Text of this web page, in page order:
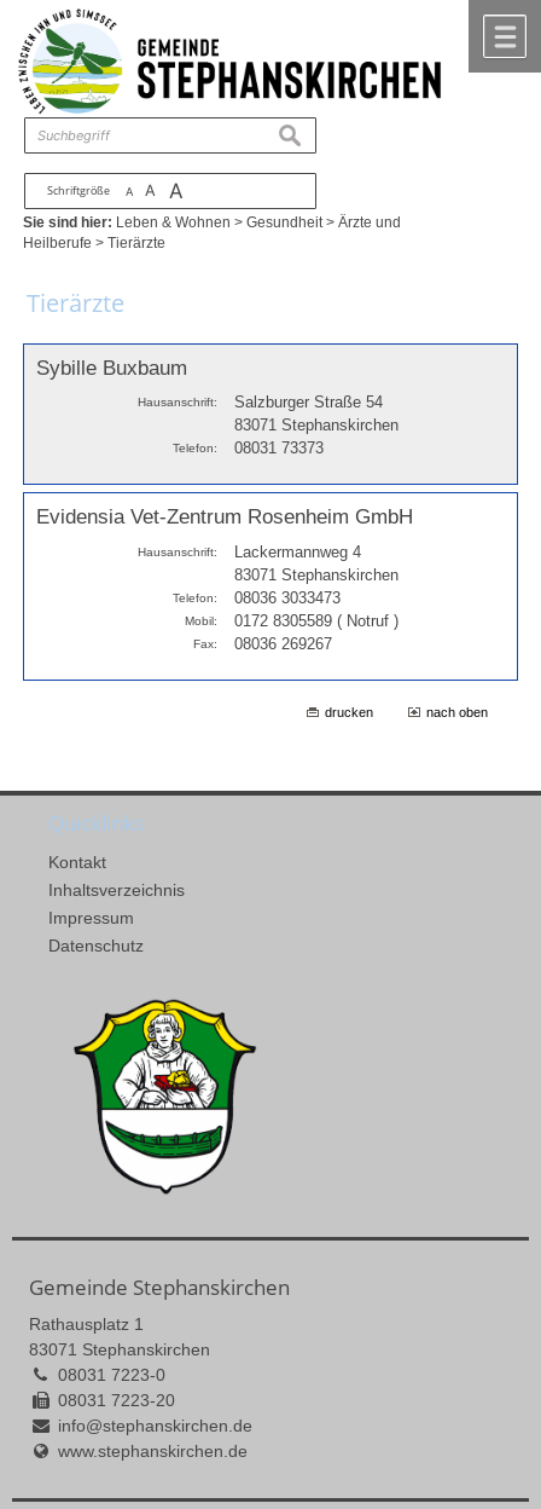
Zum Inhalt ,zur Navigation
Schriftgröße A A A
suchen
Sie sind hier: Leben & Wohnen >Gesundheit >Ärzte und
Heilberufe >Tierärzte
Tierärzte
Sybille Buxbaum
Hausanschrift:
Salzburger Straße 54
83071 Stephanskirchen
Telefon: 08031 73373
Evidensia Vet-Zentrum Rosenheim GmbH
Hausanschrift:
Lackermannweg 4
83071 Stephanskirchen
Telefon: 08036 3033473
Mobil: 0172 8305589 ( Notruf )
Fax: 08036 269267
drucken nach oben
Quicklinks
Kontakt
Inhaltsverzeichnis
Impressum
Datenschutz
Gemeinde Stephanskirchen
Rathausplatz 1
83071 Stephanskirchen
08031 7223-0
08031 7223-20
info@stephanskirchen.de
www.stephanskirchen.de